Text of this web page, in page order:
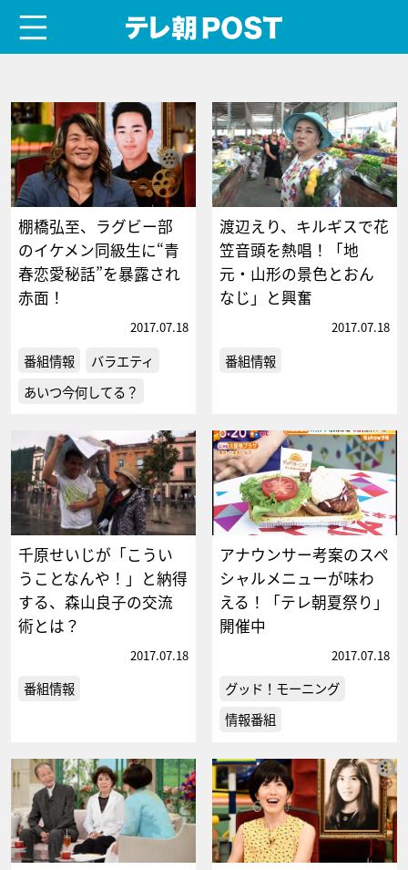
棚橋弘至、ラグビー部
のイケメン同級生に“青
春恋愛秘話”を暴露され
赤面！
2017.07.18
番組情報
バラエティ
あいつ今何してる？
渡辺えり、キルギスで花
笠音頭を熱唱！「地
元・山形の景色とおん
なじ」と興奮
2017.07.18
番組情報
千原せいじが「こうい
うことなんや！」と納得
する、森山良子の交流
術とは？
2017.07.18
番組情報
アナウンサー考案のスペ
シャルメニューが味わ
える！「テレ朝夏祭り」
開催中
2017.07.18
グッド！モーニング
情報番組